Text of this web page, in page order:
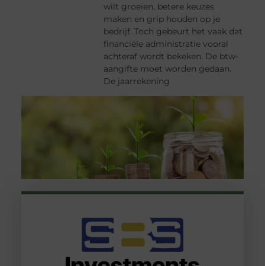
wilt groeien, betere keuzes
maken en grip houden op je
bedrijf. Toch gebeurt het vaak dat
financiële administratie vooral
achteraf wordt bekeken. De btw-
aangifte moet worden gedaan.
De jaarrekening